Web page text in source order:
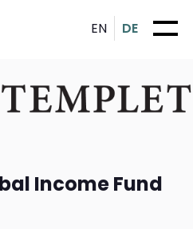
EN DE
Income Fund